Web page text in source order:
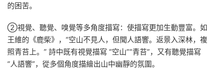
的困苦。
②視覺、聽覺、嗅覺等多角度描寫：使描寫更加生動豐富。如
王維的《鹿柴》，“空山不見人，但聞人語響。返景入深林，複
照青苔上。” 詩中既有視覺描寫 “空山”“青苔”，又有聽覺描寫
“人語響”，從多個角度描繪出山中幽靜的氛圍。